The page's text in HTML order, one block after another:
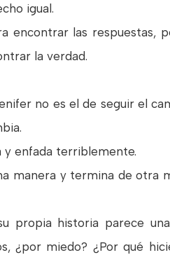
igual.
encontrar las respuestas,
la verdad.
no es el de seguir el
y enfada terriblemente.
manera y termina de otra
propia historia parece
¿por miedo? ¿Por qué